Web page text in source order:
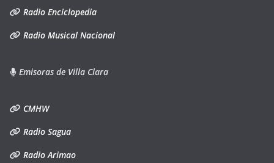
Radio Enciclopedia
Radio Musical Nacional
Emisoras de Villa Clara
CMHW
Radio Sagua
Radio Arimao